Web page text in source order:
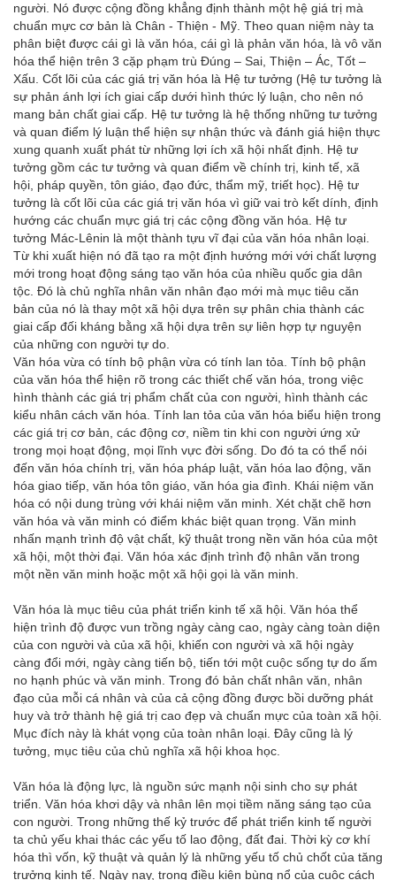
người. Nó được cộng đồng khẳng định thành một hệ giá trị mà
chuẩn mực cơ bản là Chân - Thiện - Mỹ. Theo quan niệm này ta
phân biệt được cái gì là văn hóa, cái gì là phản văn hóa, là vô văn
hóa thể hiện trên 3 cặp phạm trù Đúng – Sai, Thiện – Ác, Tốt –
Xấu. Cốt lõi của các giá trị văn hóa là Hệ tư tưởng (Hệ tư tưởng là
sự phản ánh lợi ích giai cấp dưới hình thức lý luận, cho nên nó
mang bản chất giai cấp. Hệ tư tưởng là hệ thống những tư tưởng
và quan điểm lý luận thể hiện sự nhận thức và đánh giá hiện thực
xung quanh xuất phát từ những lợi ích xã hội nhất định. Hệ tư
tưởng gồm các tư tưởng và quan điểm về chính trị, kinh tế, xã
hội, pháp quyền, tôn giáo, đạo đức, thẩm mỹ, triết học). Hệ tư
tưởng là cốt lõi của các giá trị văn hóa vì giữ vai trò kết dính, định
hướng các chuẩn mực giá trị các cộng đồng văn hóa. Hệ tư
tưởng Mác-Lênin là một thành tựu vĩ đại của văn hóa nhân loại.
Từ khi xuất hiện nó đã tạo ra một định hướng mới với chất lượng
mới trong hoạt động sáng tạo văn hóa của nhiều quốc gia dân
tộc. Đó là chủ nghĩa nhân văn nhân đạo mới mà mục tiêu căn
bản của nó là thay một xã hội dựa trên sự phân chia thành các
giai cấp đối kháng bằng xã hội dựa trên sự liên hợp tự nguyện
của những con người tự do.
Văn hóa vừa có tính bộ phận vừa có tính lan tỏa. Tính bộ phận
của văn hóa thể hiện rõ trong các thiết chế văn hóa, trong việc
hình thành các giá trị phẩm chất của con người, hình thành các
kiểu nhân cách văn hóa. Tính lan tỏa của văn hóa biểu hiện trong
các giá trị cơ bản, các động cơ, niềm tin khi con người ứng xử
trong mọi hoạt động, mọi lĩnh vực đời sống. Do đó ta có thể nói
đến văn hóa chính trị, văn hóa pháp luật, văn hóa lao động, văn
hóa giao tiếp, văn hóa tôn giáo, văn hóa gia đình. Khái niệm văn
hóa có nội dung trùng với khái niệm văn minh. Xét chặt chẽ hơn
văn hóa và văn minh có điểm khác biệt quan trọng. Văn minh
nhấn mạnh trình độ vật chất, kỹ thuật trong nền văn hóa của một
xã hội, một thời đại. Văn hóa xác định trình độ nhân văn trong
một nền văn minh hoặc một xã hội gọi là văn minh.
Văn hóa là mục tiêu của phát triển kinh tế xã hội. Văn hóa thể
hiện trình độ được vun trồng ngày càng cao, ngày càng toàn diện
của con người và của xã hội, khiến con người và xã hội ngày
càng đổi mới, ngày càng tiến bộ, tiến tới một cuộc sống tự do ấm
no hạnh phúc và văn minh. Trong đó bản chất nhân văn, nhân
đạo của mỗi cá nhân và của cả cộng đồng được bồi dưỡng phát
huy và trở thành hệ giá trị cao đẹp và chuẩn mực của toàn xã hội.
Mục đích này là khát vọng của toàn nhân loại. Đây cũng là lý
tưởng, mục tiêu của chủ nghĩa xã hội khoa học.
Văn hóa là động lực, là nguồn sức mạnh nội sinh cho sự phát
triển. Văn hóa khơi dậy và nhân lên mọi tiềm năng sáng tạo của
con người. Trong những thế kỷ trước để phát triển kinh tế người
ta chủ yếu khai thác các yếu tố lao động, đất đai. Thời kỳ cơ khí
hóa thì vốn, kỹ thuật và quản lý là những yếu tố chủ chốt của tăng
trưởng kinh tế. Ngày nay, trong điều kiện bùng nổ của cuộc cách